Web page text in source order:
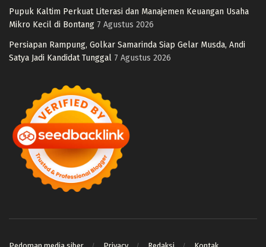
Pupuk Kaltim Perkuat Literasi dan Manajemen Keuangan Usaha
Mikro Kecil di Bontang 7 Agustus 2026
Persiapan Rampung, Golkar Samarinda Siap Gelar Musda, Andi
Satya Jadi Kandidat Tunggal 7 Agustus 2026